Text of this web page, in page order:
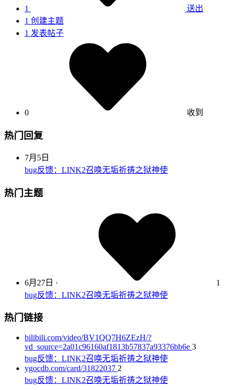
1
送出
1 创建主题
1 发表帖子
0 收到
热门回复
7月5日
bug反馈：LINK2召唤无垢祈祷之狱神使
热门主题
6月27日 ·
1
bug反馈：LINK2召唤无垢祈祷之狱神使
热门链接
bilibili.com/video/BV1QQ7H6ZEzH/?
vd_source=2a01c96160af1813b57837a93376bb6e 3
bug反馈：LINK2召唤无垢祈祷之狱神使
ygocdb.com/card/31822037 2
bug反馈：LINK2召唤无垢祈祷之狱神使